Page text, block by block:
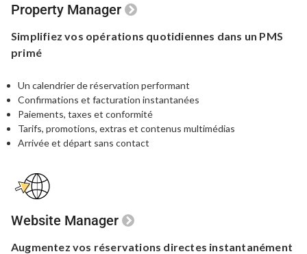
Property Manager
Simplifiez vos opérations quotidiennes dans un PMS
primé
Un calendrier de réservation performant
Confirmations et facturation instantanées
Paiements, taxes et conformité
Tarifs, promotions, extras et contenus multimédias
Arrivée et départ sans contact
Website Manager
Augmentez vos réservations directes instantanément